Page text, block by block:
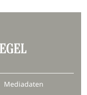
Mediadaten